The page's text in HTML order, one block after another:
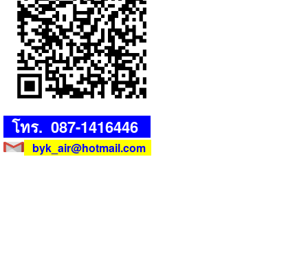
โทร. 087-1416446
byk_air@hotmail.com